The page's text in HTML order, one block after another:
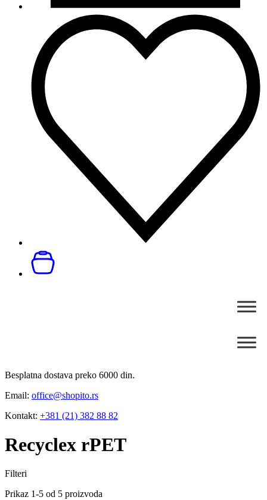
Besplatna dostava preko 6000 din.
Email: office@shopito.rs
Kontakt: +381 (21) 382 88 82
Recyclex rPET
Filteri
Prikaz 1-5 od 5 proizvoda